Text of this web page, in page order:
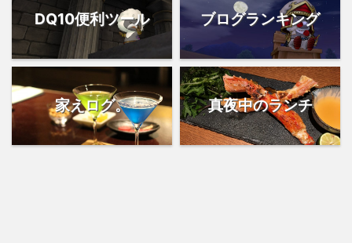
DQ10便利ツール ブログランキング
家えログ。 真夜中のランチ